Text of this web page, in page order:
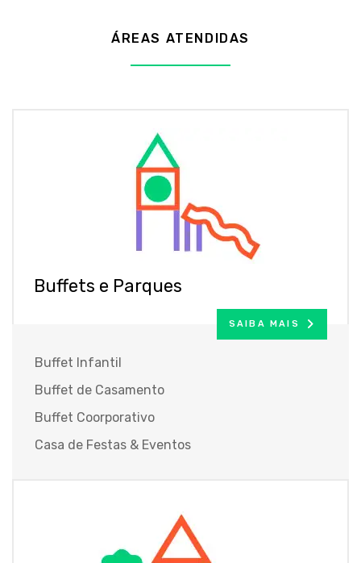
ÁREAS ATENDIDAS
Buffets e Parques
SAIBA MAIS
Buffet Infantil
Buffet de Casamento
Buffet Coorporativo
Casa de Festas & Eventos